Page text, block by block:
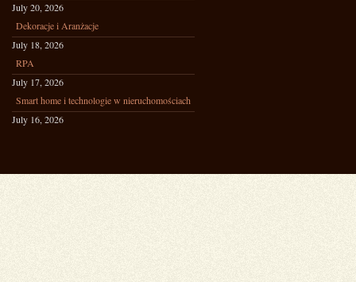
July 20, 2026
Dekoracje i Aranżacje
July 18, 2026
RPA
July 17, 2026
Smart home i technologie w nieruchomościach
July 16, 2026